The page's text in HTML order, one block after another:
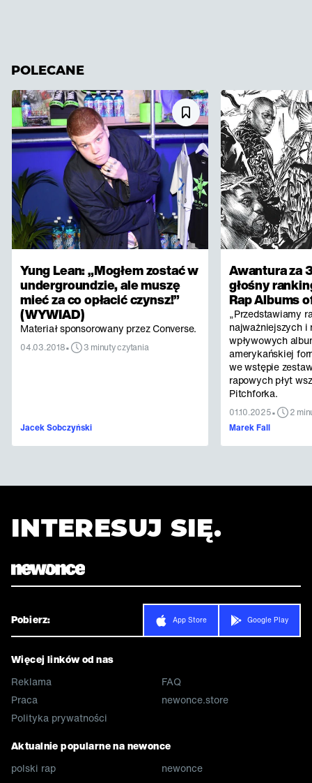
POLECANE
Yung Lean: „Mogłem zostać w
undergroundzie, ale muszę
mieć za co opłacić czynsz!”
(WYWIAD)
Materiał sponsorowany przez Converse.
04.03.2018• 3 minuty czytania
Jacek Sobczyński
Awantura za
głośny
Rap Albums
„Przedstawiamy
najważniejszych i
wpływowych
amerykańskiej
we wstępie
rapowych płyt
Pitchforka.
01.10.2025•
2
Marek Fall
INTERESUJ SIĘ.
Pobierz: App Store Google Play
Więcej linków od nas
Reklama
Praca
Polityka prywatności
FAQ
newonce.store
Aktualnie popularne na newonce
polski rap
newonce